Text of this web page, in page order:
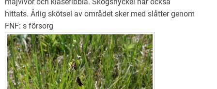
hittats. Årlig skötsel av området sker med slåtter genom
FNF: s försorg